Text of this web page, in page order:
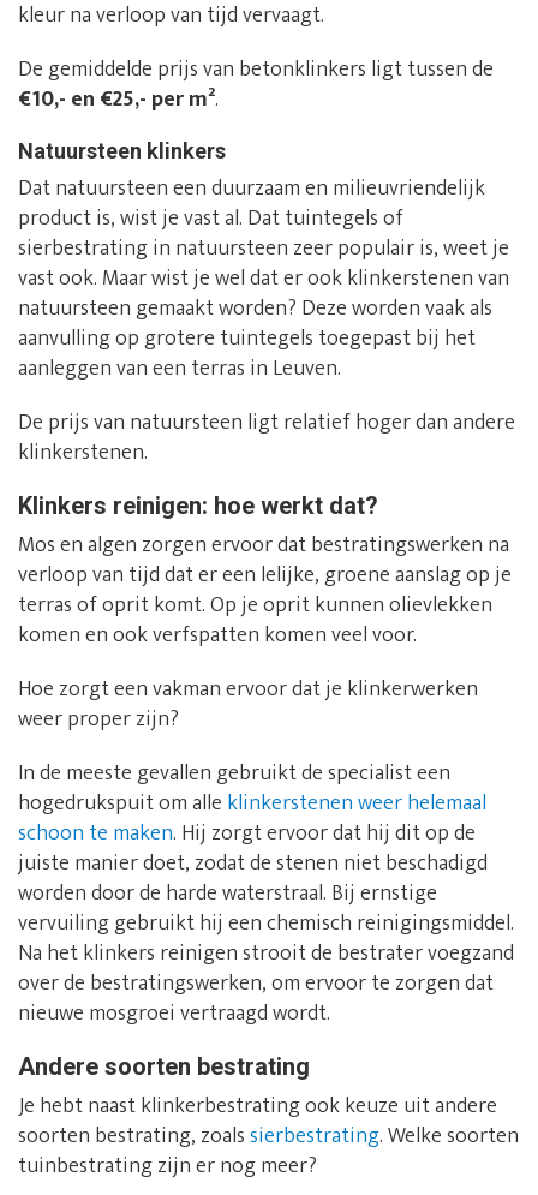
kleur na verloop van tijd vervaagt.
De gemiddelde prijs van betonklinkers ligt tussen de
€10,- en €25,- per m².
Natuursteen klinkers
Dat natuursteen een duurzaam en milieuvriendelijk
product is, wist je vast al. Dat tuintegels of
sierbestrating in natuursteen zeer populair is, weet je
vast ook. Maar wist je wel dat er ook klinkerstenen van
natuursteen gemaakt worden? Deze worden vaak als
aanvulling op grotere tuintegels toegepast bij het
aanleggen van een terras in Leuven.
De prijs van natuursteen ligt relatief hoger dan andere
klinkerstenen.
Klinkers reinigen: hoe werkt dat?
Mos en algen zorgen ervoor dat bestratingswerken na
verloop van tijd dat er een lelijke, groene aanslag op je
terras of oprit komt. Op je oprit kunnen olievlekken
komen en ook verfspatten komen veel voor.
Hoe zorgt een vakman ervoor dat je klinkerwerken
weer proper zijn?
In de meeste gevallen gebruikt de specialist een
hogedrukspuit om alle klinkerstenen weer helemaal
schoon te maken. Hij zorgt ervoor dat hij dit op de
juiste manier doet, zodat de stenen niet beschadigd
worden door de harde waterstraal. Bij ernstige
vervuiling gebruikt hij een chemisch reinigingsmiddel.
Na het klinkers reinigen strooit de bestrater voegzand
over de bestratingswerken, om ervoor te zorgen dat
nieuwe mosgroei vertraagd wordt.
Andere soorten bestrating
Je hebt naast klinkerbestrating ook keuze uit andere
soorten bestrating, zoalssierbestrating. Welke soorten
tuinbestrating zijn er nog meer?